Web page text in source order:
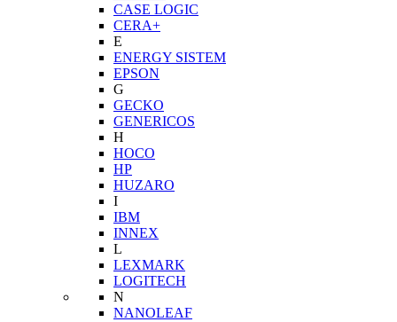
CASE LOGIC
CERA+
E
ENERGY SISTEM
EPSON
G
GECKO
GENERICOS
H
HOCO
HP
HUZARO
I
IBM
INNEX
L
LEXMARK
LOGITECH
N
NANOLEAF